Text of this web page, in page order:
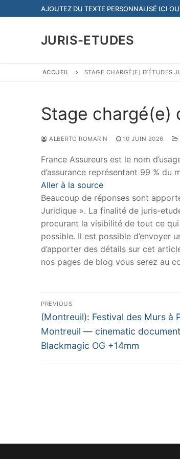
au
AJOUTEZ DU TEXTE PERSONNALISÉ ICI OU
JURIS-ETUDES
ACCUEIL STAGE CHARGÉ(E) D’ÉTUDES
Stage chargé(e)
ALBERTO ROMARIN 10 JUIN 2026
France Assureurs est le nom
d’assurance représentant 99 % du
Aller à la source
Beaucoup de réponses sont
Juridique ». La finalité de juris-
procurant la visibilité de tout ce
possible. Il est possible d’envoyer
d’apporter des détails sur cet
nos pages de blog vous serez au
Navigation
de
l’article
PREVIOUS
Previous
post:
(Montreuil): Festival des Murs à
Montreuil — cinematic
Blackmagic OG +14mm